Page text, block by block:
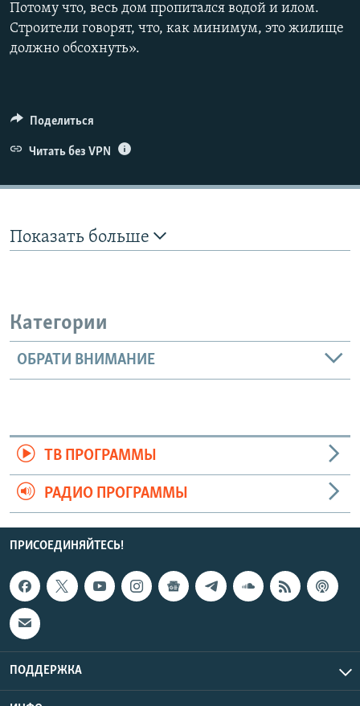
Потому что, весь дом пропитался водой и илом.
Строители говорят, что, как минимум, это жилище
должно обсохнуть».
Поделиться
Читать без VPN
Показать больше
Категории
ОБРАТИ ВНИМАНИЕ
ТВ ПРОГРАММЫ
РАДИО ПРОГРАММЫ
ПРИСОЕДИНЯЙТЕСЬ!
ПОДДЕРЖКА